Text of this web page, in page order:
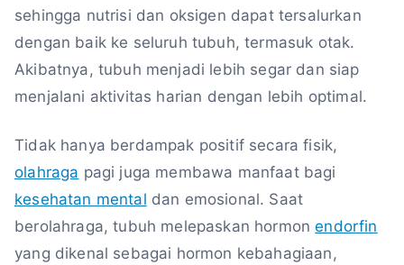
sehingga nutrisi dan oksigen dapat tersalurkan
dengan baik ke seluruh tubuh, termasuk otak.
Akibatnya, tubuh menjadi lebih segar dan siap
menjalani aktivitas harian dengan lebih optimal.
Tidak hanya berdampak positif secara fisik,
olahraga pagi juga membawa manfaat bagi
kesehatan mental dan emosional. Saat
berolahraga, tubuh melepaskan hormonendorfin
yang dikenal sebagai hormon kebahagiaan,